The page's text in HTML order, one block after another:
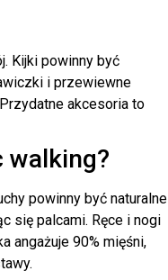
Kijki powinny być
i przewiewne
akcesoria to
walking?
powinny być naturalne
się palcami. Ręce i nogi
angażuje 90% mięśni,